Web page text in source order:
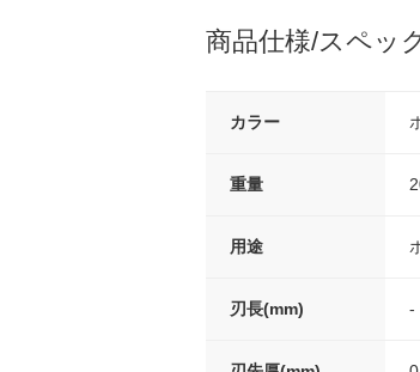
商品仕様/スペッ
カラー
重量
用途
刃長(mm) -